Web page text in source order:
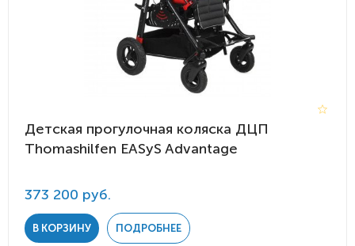
Детская прогулочная коляска ДЦП
Thomashilfen EASyS Advantage
373 200 руб.
В КОРЗИНУ ПОДРОБНЕЕ